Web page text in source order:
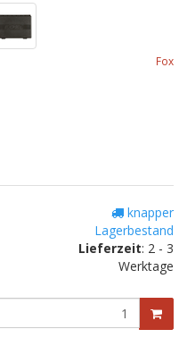
Fox
knapper
Lagerbestand
Lieferzeit: 2 - 3
Werktage